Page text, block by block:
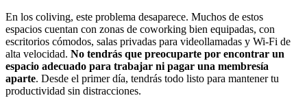
En los coliving, este problema desaparece. Muchos de estos
espacios cuentan con zonas de coworking bien equipadas, con
escritorios cómodos, salas privadas para videollamadas y Wi-Fi de
alta velocidad. No tendrás que preocuparte por encontrar un
espacio adecuado para trabajar ni pagar una membresía
aparte. Desde el primer día, tendrás todo listo para mantener tu
productividad sin distracciones.